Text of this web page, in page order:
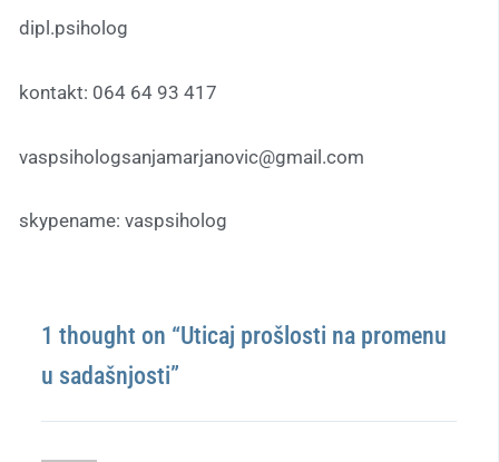
dipl.psiholog
kontakt: 064 64 93 417
vaspsihologsanjamarjanovic@gmail.com
skypename: vaspsiholog
1 thought on “Uticaj prošlosti na promenu
u sadašnjosti”